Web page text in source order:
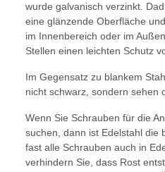
wurde galvanisch verzinkt.
eine glänzende Oberfläche
im Innenbereich oder im
Stellen einen leichten Schutz
Im Gegensatz zu blankem
nicht schwarz, sondern sehen
Wenn Sie Schrauben für die
suchen, dann ist Edelstahl die
fast alle Schrauben auch in
verhindern Sie, dass Rost